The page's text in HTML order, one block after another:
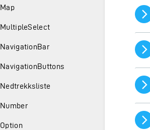
Map
MultipleSelect
NavigationBar
NavigationButtons
Nedtrekksliste
Number
Option